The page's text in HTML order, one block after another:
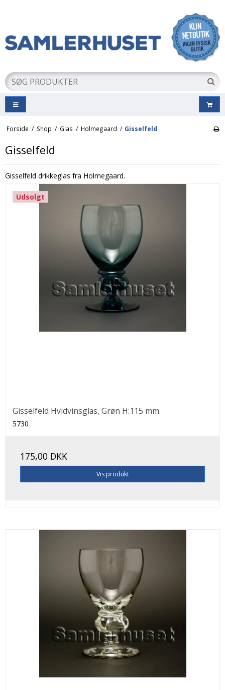
Forside / Shop / Glas / Holmegaard / Gisselfeld
Gisselfeld
Gisselfeld drikkeglas fra Holmegaard.
Udsolgt
Gisselfeld Hvidvinsglas, Grøn H:115 mm.
5730
175,00 DKK
Vis produkt